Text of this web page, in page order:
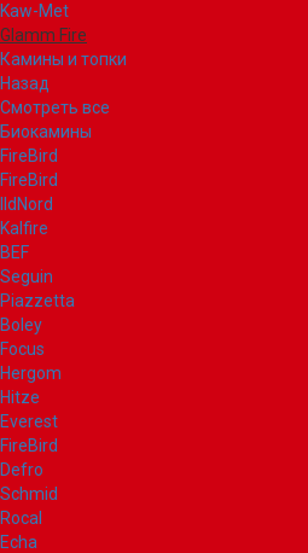
Kaw-Met
Glamm Fire
Камины и топки
Назад
Смотреть все
Биокамины
FireBird
FireBird
IldNord
Kalfire
BEF
Seguin
Piazzetta
Boley
Focus
Hergom
Hitze
Everest
FireBird
Defro
Schmid
Rocal
Echa